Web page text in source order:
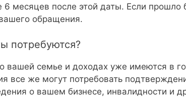
6 месяцев после этой даты. Если прошло
обращения.
потребуются?
вашей семье и доходах уже имеются в
все же могут потребовать
о вашем бизнесе, инвалидности и